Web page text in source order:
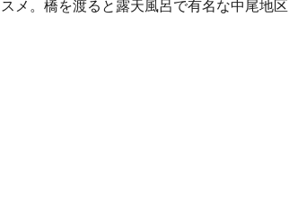
メ。橋を渡ると露天風呂で有名な中尾地区